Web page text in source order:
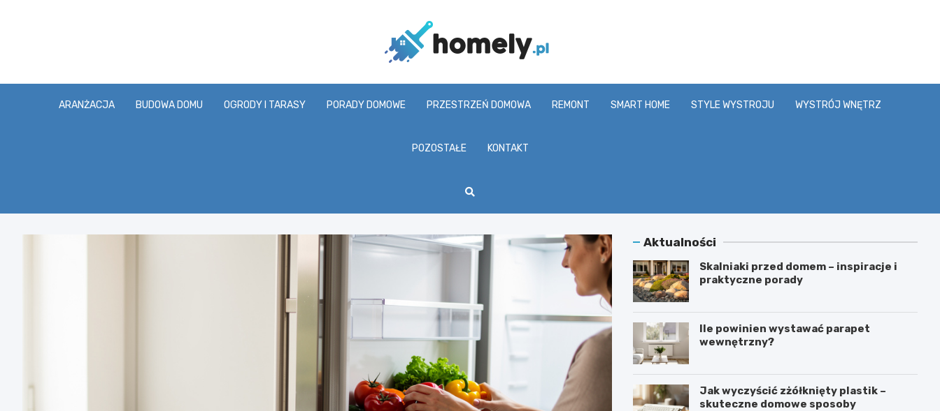
ARANŻACJA BUDOWA DOMU OGRODY I TARASY PORADY DOMOWE PRZESTRZEŃ DOMOWA REMONT SMART HOME STYLE WYSTROJU WYSTRÓJ WNĘTRZ
POZOSTAŁE KONTAKT
Aktualności
Skalniaki przed domem – inspiracje i
praktyczne porady
Ile powinien wystawać parapet
wewnętrzny?
Jak wyczyścić zżółknięty plastik –
skuteczne domowe sposoby